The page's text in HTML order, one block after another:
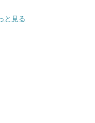
と見る